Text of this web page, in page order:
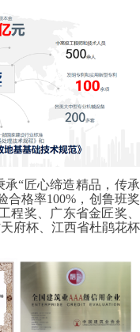
承“匠心缔造精品，传承
合格率100%，创鲁班奖
程奖、广东省金匠奖、
府杯、江西省杜鹃花杯